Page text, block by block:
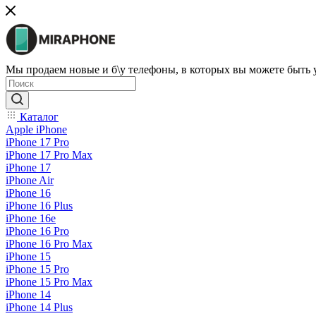
Мы продаем новые и б\у телефоны, в которых вы можете быть
Каталог
Apple iPhone
iPhone 17 Pro
iPhone 17 Pro Max
iPhone 17
iPhone Air
iPhone 16
iPhone 16 Plus
iPhone 16e
iPhone 16 Pro
iPhone 16 Pro Max
iPhone 15
iPhone 15 Pro
iPhone 15 Pro Max
iPhone 14
iPhone 14 Plus